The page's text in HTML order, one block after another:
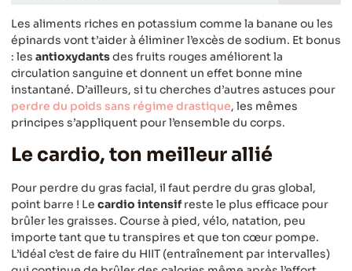
Les aliments riches en potassium comme la banane ou les
épinards vont t’aider à éliminer l’excès de sodium. Et bonus
: les antioxydantsdes fruits rouges améliorent la
circulation sanguine et donnent un effet bonne mine
instantané. D’ailleurs, si tu cherches d’autres astuces pour
perdre du poids sans régime drastique, les mêmes
principes s’appliquent pour l’ensemble du corps.
Le cardio, ton meilleur allié
Pour perdre du gras facial, il faut perdre du gras global,
point barre ! Le cardio intensifreste le plus efficace pour
brûler les graisses. Course à pied, vélo, natation, peu
importe tant que tu transpires et que ton cœur pompe.
L’idéal c’est de faire du HIIT (entraînement par intervalles)